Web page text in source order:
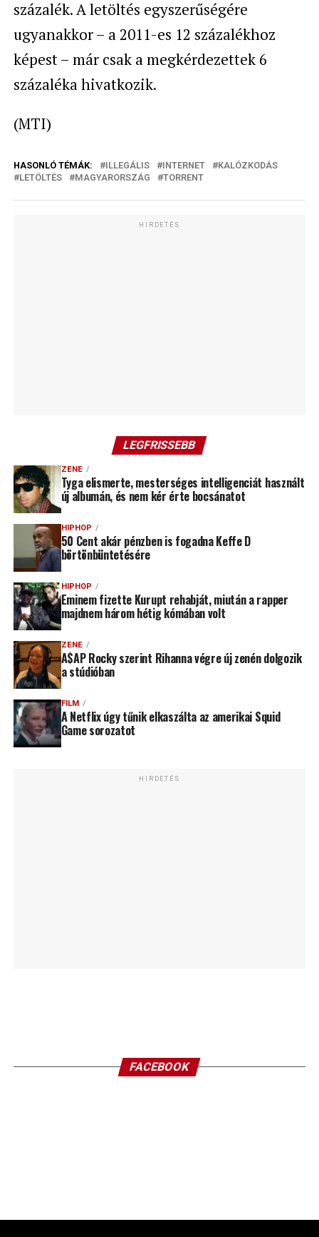
százalék. A letöltés egyszerűségére
ugyanakkor – a 2011-es 12 százalékhoz
képest – már csak a megkérdezettek 6
százaléka hivatkozik.
(MTI)
HASONLÓ TÉMÁK: ILLEGÁLIS INTERNET
KALÓZKODÁS
LETÖLTÉS
MAGYARORSZÁG TORRENT
HIRDETÉS
LEGFRISSEBB
ZENE
Tyga elismerte, mesterséges intelligenciát használt
új albumán, és nem kér érte bocsánatot
HIPHOP
50 Cent akár pénzben is fogadna Keffe D
börtönbüntetésére
HIPHOP
Eminem fizette Kurupt rehabját, miután a rapper
majdnem három hétig kómában volt
ZENE
A$AP Rocky szerint Rihanna végre új zenén dolgozik
a stúdióban
FILM
A Netflix úgy tűnik elkaszálta az amerikai Squid
Game sorozatot
HIRDETÉS
FACEBOOK